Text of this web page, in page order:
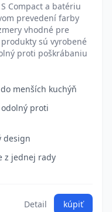
Compact a batériu
prevedení farby
vhodné pre
sú vyrobené
proti poškrábaniu
menších kuchýň
proti
design
z jednej rady
Detail kúpiť